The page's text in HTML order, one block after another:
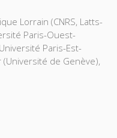
Lorrain (CNRS, Latts-
Paris-Ouest-
Paris-Est-
(Université de Genève),